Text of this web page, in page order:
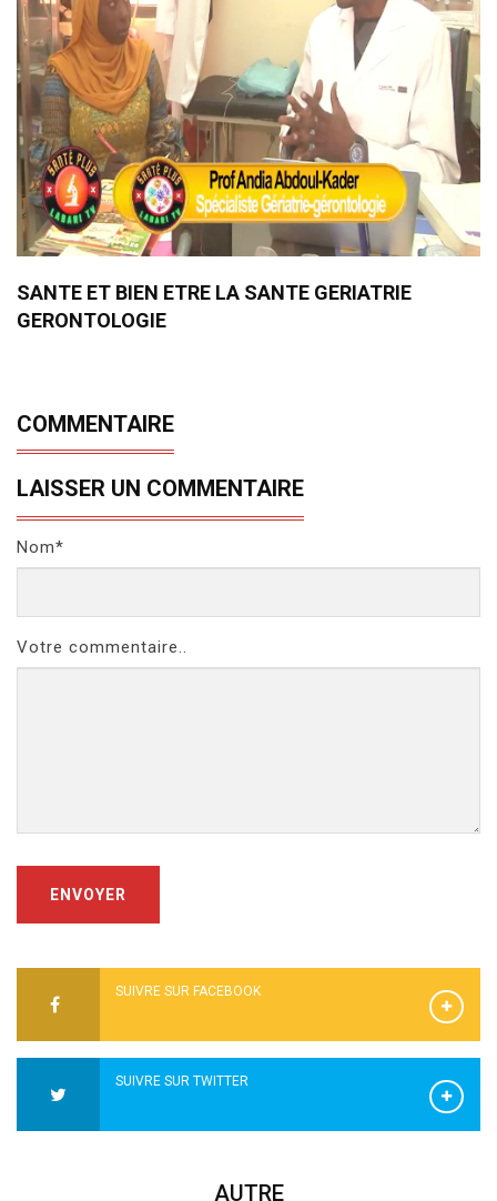
SANTE ET BIEN ETRE LA SANTE GERIATRIE
GERONTOLOGIE
COMMENTAIRE
LAISSER UN COMMENTAIRE
Nom*
Votre commentaire..
ENVOYER
SUIVRE SUR FACEBOOK
SUIVRE SUR TWITTER
AUTRE